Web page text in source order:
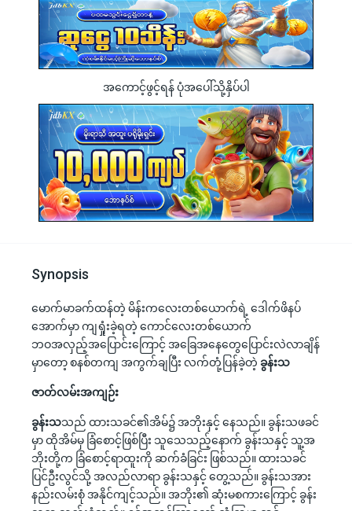
အကောင့်ဖွင့်ရန် ပုံအပေါ်သို့နှိပ်ပါ
Synopsis
မောက်မာခက်ထန်တဲ့ မိန်းကလေးတစ်ယောက်ရဲ့ ဒေါက်ဖိနပ်
အောက်မှာ ကျရှုံးခဲ့ရတဲ့ ကောင်လေးတစ်ယောက်
ဘဝအလှည့်အပြောင်းကြောင့် အခြေအနေတွေပြောင်းလဲလာချိန်
မှာတော့ စနစ်တကျ အကွက်ချပြီး လက်တုံ့ပြန်ခဲ့တဲ့ ခွန်းသ
ဇာတ်လမ်းအကျဉ်း
ခွန်းသသည် ထားသခင်၏အိမ်၌ အဘိုးနှင့် နေသည်။ ခွန်းသဖခင်
မှာ ထိုအိမ်မှ ခြံစောင့်ဖြစ်ပြီး သူသေသည့်နောက် ခွန်းသနှင့် သူ့အ
ဘိုးတို့က ခြံစောင့်ရာထူးကို ဆက်ခံခြင်း ဖြစ်သည်။ ထားသခင်
ပြင်ဦးလွင်သို့ အလည်လာရာ ခွန်းသနှင့် တွေ့သည်။ ခွန်းသအား
နည်းလမ်းစုံ အနိုင်ကျင့်သည်။ အဘိုး၏ ဆုံးမစကားကြောင့် ခွန်း